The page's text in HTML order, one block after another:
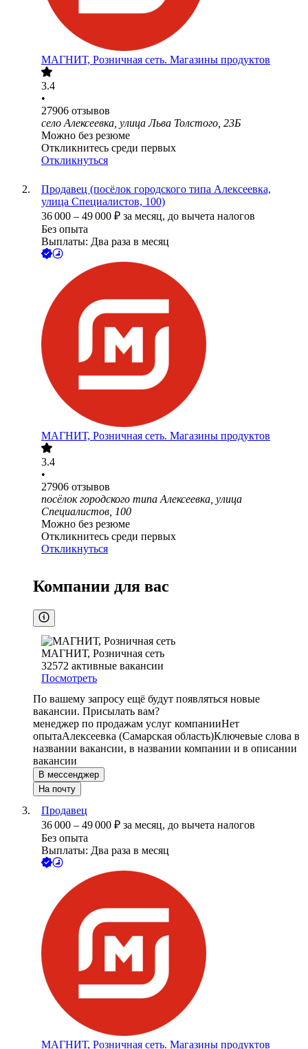
МАГНИТ, Розничная сеть. Магазины продуктов
3.4
•
27906 отзывов
село Алексеевка, улица Льва Толстого, 23Б
Можно без резюме
Откликнитесь среди первых
Откликнуться
Продавец (посёлок городского типа Алексеевка,
улица Специалистов, 100)
36 000 – 49 000 ₽ за месяц, до вычета налогов
Без опыта
Выплаты: Два раза в месяц
МАГНИТ, Розничная сеть. Магазины продуктов
3.4
•
27906 отзывов
посёлок городского типа Алексеевка, улица
Специалистов, 100
Можно без резюме
Откликнитесь среди первых
Откликнуться
Компании для вас
МАГНИТ, Розничная сеть
32572 активные вакансии
Посмотреть
По вашему запросу ещё будут появляться новые
вакансии. Присылать вам?
менеджер по продажам услуг компанииНет
опытаАлексеевка (Самарская область)Ключевые слова в
названии вакансии, в названии компании и в описании
вакансии
В мессенджер
На почту
Продавец
36 000 – 49 000 ₽ за месяц, до вычета налогов
Без опыта
Выплаты: Два раза в месяц
МАГНИТ, Розничная сеть. Магазины продуктов